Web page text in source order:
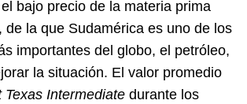
bajo precio de la materia prima
de la que Sudamérica es uno de los
importantes del globo, el petróleo,
la situación. El valor promedio
Texas Intermediate durante los